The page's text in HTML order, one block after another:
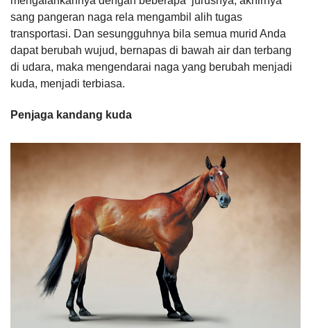
sang pangeran naga rela mengambil alih tugas
transportasi. Dan sesungguhnya bila semua murid Anda
dapat berubah wujud, bernapas di bawah air dan terbang
di udara, maka mengendarai naga yang berubah menjadi
kuda, menjadi terbiasa.
Penjaga kandang kuda